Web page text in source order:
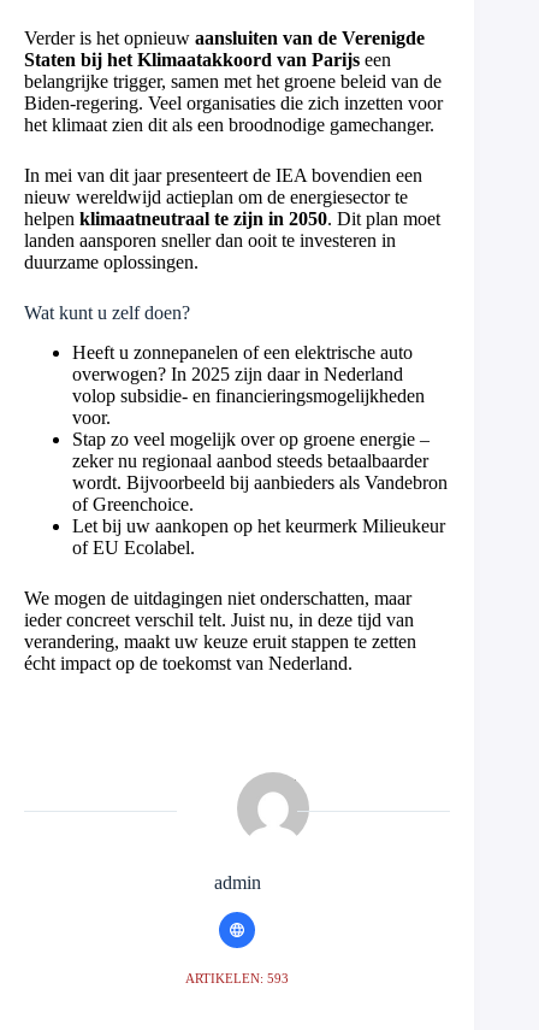
Verder is het opnieuw aansluiten van de Verenigde
Staten bij het Klimaatakkoord van Parijs een
belangrijke trigger, samen met het groene beleid van de
Biden-regering. Veel organisaties die zich inzetten voor
het klimaat zien dit als een broodnodige gamechanger.
In mei van dit jaar presenteert de IEA bovendien een
nieuw wereldwijd actieplan om de energiesector te
helpen klimaatneutraal te zijn in 2050. Dit plan moet
landen aansporen sneller dan ooit te investeren in
duurzame oplossingen.
Wat kunt u zelf doen?
Heeft u zonnepanelen of een elektrische auto
overwogen? In 2025 zijn daar in Nederland
volop subsidie- en financieringsmogelijkheden
voor.
Stap zo veel mogelijk over op groene energie –
zeker nu regionaal aanbod steeds betaalbaarder
wordt. Bijvoorbeeld bij aanbieders als Vandebron
of Greenchoice.
Let bij uw aankopen op het keurmerk Milieukeur
of EU Ecolabel.
We mogen de uitdagingen niet onderschatten, maar
ieder concreet verschil telt. Juist nu, in deze tijd van
verandering, maakt uw keuze eruit stappen te zetten
écht impact op de toekomst van Nederland.
admin
ARTIKELEN: 593